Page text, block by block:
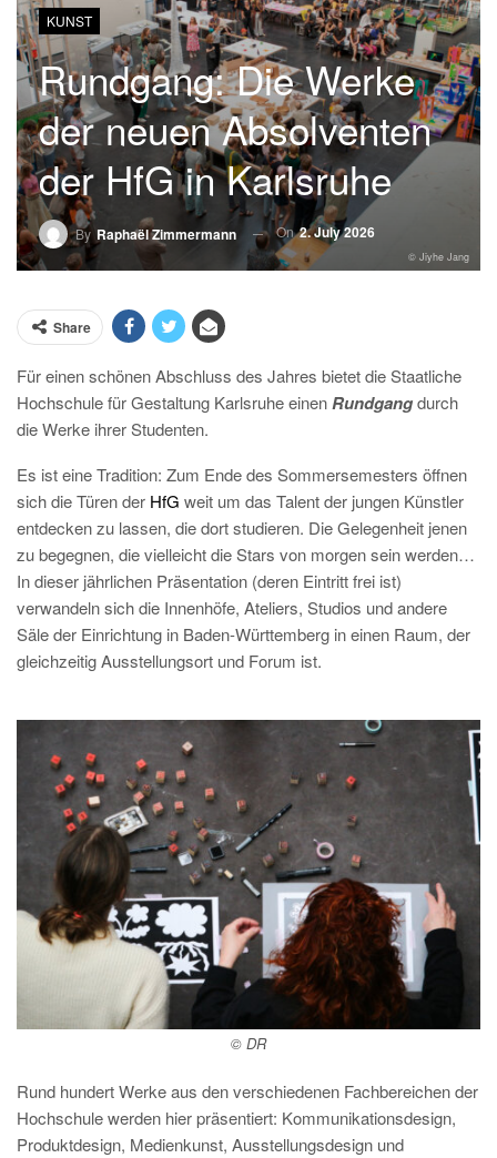
KUNST
Rundgang: Die Werke
der neuen Absolventen
der HfG in Karlsruhe
By Raphaël Zimmermann On2. July 2026
© Jiyhe Jang
Share
Für einen schönen Abschluss des Jahres bietet die Staatliche
Hochschule für Gestaltung Karlsruhe einenRundgangdurch
die Werke ihrer Studenten.
Es ist eine Tradition: Zum Ende des Sommersemesters öffnen
sich die Türen der HfG weit um das Talent der jungen Künstler
entdecken zu lassen, die dort studieren. Die Gelegenheit jenen
zu begegnen, die vielleicht die Stars von morgen sein werden…
In dieser jährlichen Präsentation (deren Eintritt frei ist)
verwandeln sich die Innenhöfe, Ateliers, Studios und andere
Säle der Einrichtung in Baden-Württemberg in einen Raum, der
gleichzeitig Ausstellungsort und Forum ist.
© DR
Rund hundert Werke aus den verschiedenen Fachbereichen der
Hochschule werden hier präsentiert: Kommunikationsdesign,
Produktdesign, Medienkunst, Ausstellungsdesign und